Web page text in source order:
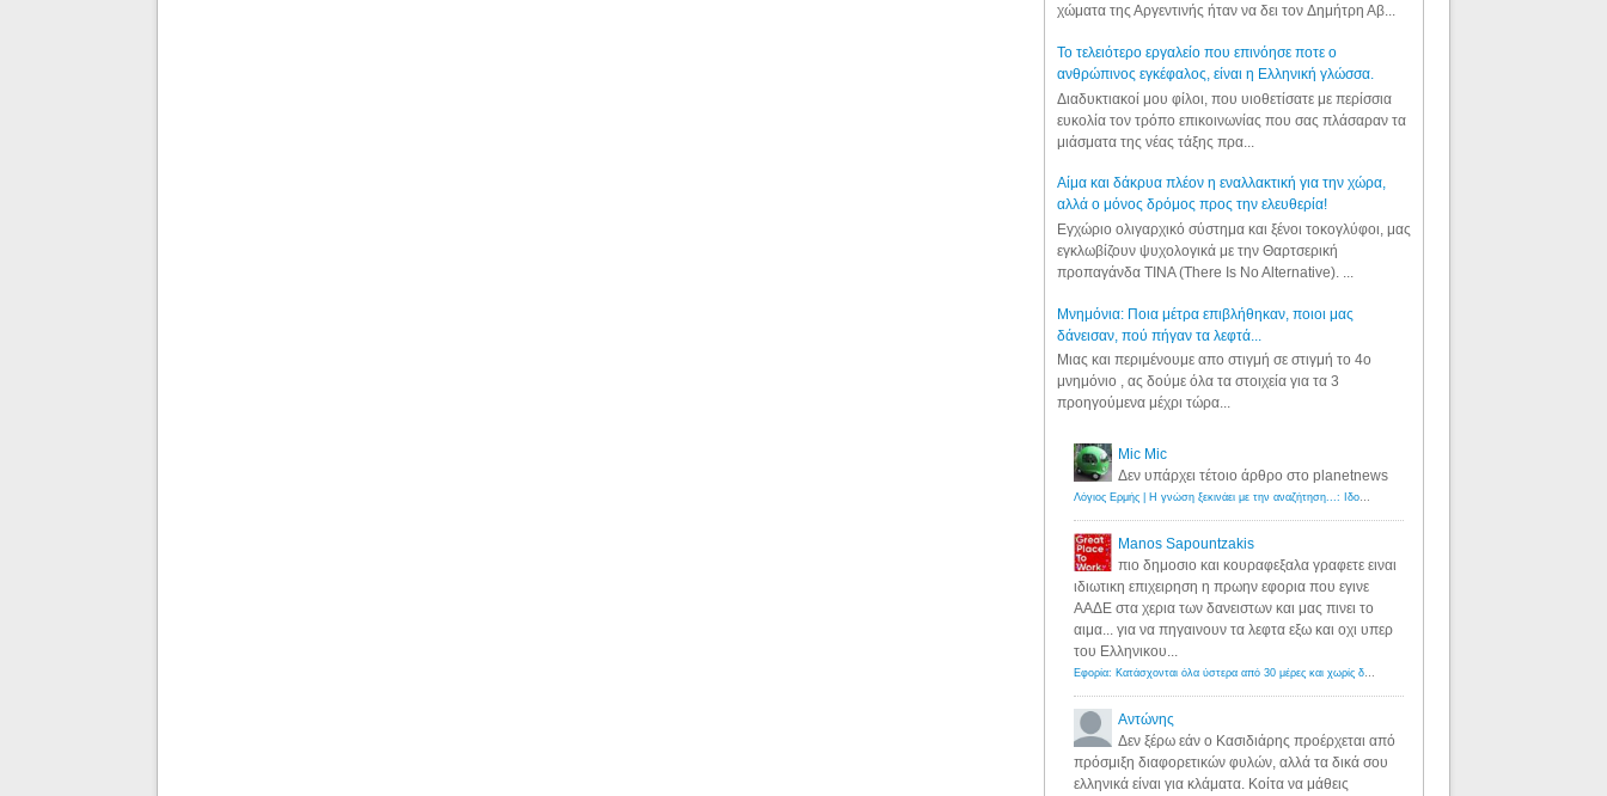
χώματα της Αργεντινής ήταν να δει τον Δημήτρη Αβ...
Το τελειότερο εργαλείο που επινόησε ποτε ο
ανθρώπινος εγκέφαλος, είναι η Ελληνική γλώσσα.
Διαδυκτιακοί μου φίλοι, που υιοθετίσατε με περίσσια
ευκολία τον τρόπο επικοινωνίας που σας πλάσαραν τα
μιάσματα της νέας τάξης πρα...
Αίμα και δάκρυα πλέον η εναλλακτική για την χώρα,
αλλά ο μόνος δρόμος προς την ελευθερία!
Εγχώριο ολιγαρχικό σύστημα και ξένοι τοκογλύφοι, μας
εγκλωβίζουν ψυχολογικά με την Θαρτσερική
προπαγάνδα TINA (There Is No Alternative). ...
Μνημόνια: Ποια μέτρα επιβλήθηκαν, ποιοι μας
δάνεισαν, πού πήγαν τα λεφτά...
Μιας και περιμένουμε απο στιγμή σε στιγμή το 4ο
μνημόνιο , ας δούμε όλα τα στοιχεία για τα 3
προηγούμενα μέχρι τώρα...
Mic Mic
Δεν υπάρχει τέτοιο άρθρο στο planetnews
Λόγιος Ερμής | Η γνώση ξεκινάει με την αναζήτηση...: Ιδού οι 18 που χρωστούν 11 δις ευρώ!
Manos Sapountzakis
πιο δημοσιο και κουραφεξαλα γραφετε ειναι
ιδιωτικη επιχειρηση η πρωην εφορια που εγινε
ΑΑΔΕ στα χερια των δανειστων και μας πινει το
αιμα... για να πηγαινουν τα λεφτα εξω και οχι υπερ
του Ελληνικου...
Εφορία: Κατάσχονται όλα ύστερα από 30 μέρες και χωρίς δικαστικές αποφάσεις - Λόγιος Ερμής
Αντώνης
Δεν ξέρω εάν ο Κασιδιάρης προέρχεται από
πρόσμιξη διαφορετικών φυλών, αλλά τα δικά σου
ελληνικά είναι για κλάματα. Κοίτα να μάθεις